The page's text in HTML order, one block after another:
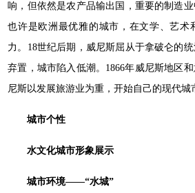
响，但依然是农产品输出国，重要的制造
也许是欧洲最优雅的城市，在文学、艺术
力。18世纪后期，威尼斯屈从于拿破仑的
弃置，城市陷入低潮。1866年威尼斯地区
尼斯以发展旅游业为重，开始自己的现代城
城市个性
水文化城市形象展示
城市环境——“水城”